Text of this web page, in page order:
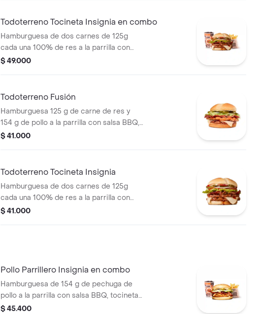
cascos) + bebida PET
Todoterreno Tocineta Insignia en combo
Hamburguesa de dos carnes de 125g
cada una 100% de res a la parrilla con
salsa BBQ, tocineta, queso mozzarella,
papa + papas Corral medianas + bebida
$ 49.000
Todoterreno Fusión
Hamburguesa 125 g de carne de res y
154 g de pollo a la parrilla con salsa BBQ,
tocineta, queso mozzarella, pepinillos,
$ 41.000
Todoterreno Tocineta Insignia
Hamburguesa de dos carnes de 125g
cada una 100% de res a la parrilla con
salsa BBQ, tocineta, queso mozzarella,
$ 41.000
Pollo Parrillero Insignia en combo
Hamburguesa de 154 g de pechuga de
pollo a la parrilla con salsa BBQ, tocineta,
una tajada de queso tipo mozzarella,
$ 45.400